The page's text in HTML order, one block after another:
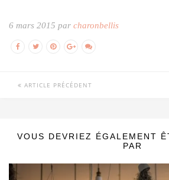
6 mars 2015 par charonbellis
ARTICLE PRÉCÉDENT
VOUS DEVRIEZ ÉGALEMENT
PAR